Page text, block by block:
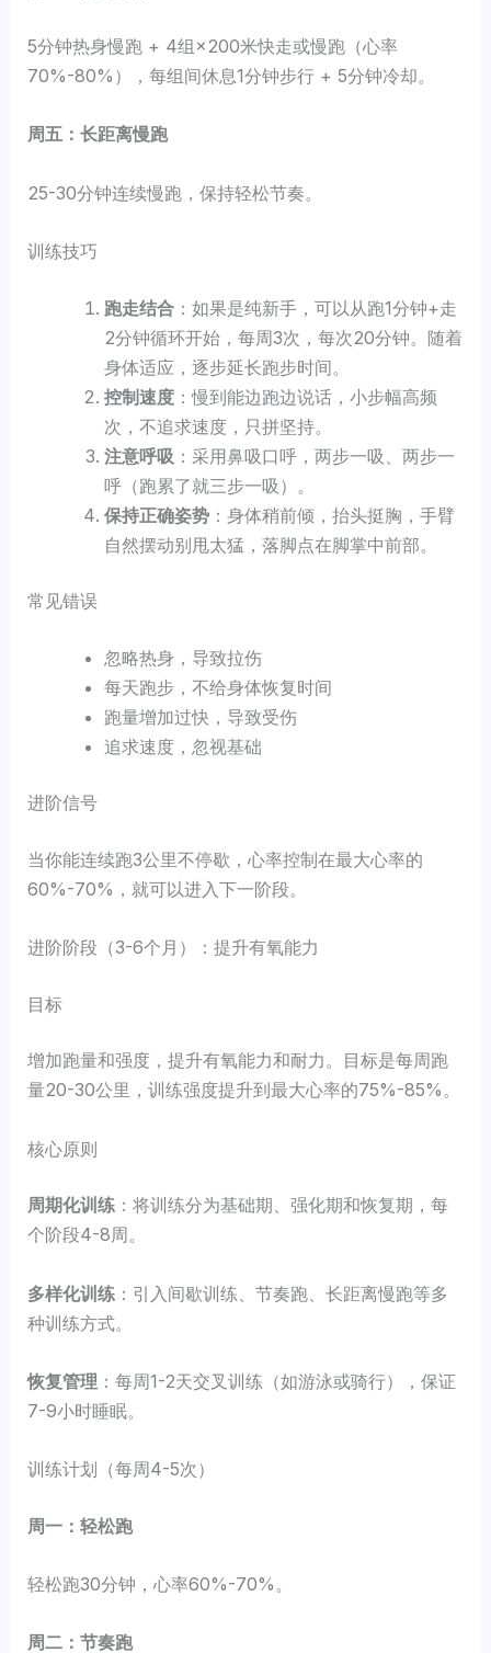
5分钟热身慢跑 + 4组×200米快走或慢跑（心率
70%-80%），每组间休息1分钟步行 + 5分钟冷却。
周五：长距离慢跑
25-30分钟连续慢跑，保持轻松节奏。
训练技巧
跑走结合：如果是纯新手，可以从跑1分钟+走
2分钟循环开始，每周3次，每次20分钟。随着
身体适应，逐步延长跑步时间。
控制速度：慢到能边跑边说话，小步幅高频
次，不追求速度，只拼坚持。
注意呼吸 ：采用鼻吸口呼，两步一吸、两步一
呼（跑累了就三步一吸）。
保持正确姿势：身体稍前倾，抬头挺胸，手臂
自然摆动别甩太猛，落脚点在脚掌中前部。
常见错误
忽略热身，导致拉伤
每天跑步，不给身体恢复时间
跑量增加过快，导致受伤
追求速度，忽视基础
进阶信号
当你能连续跑3公里不停歇，心率控制在最大心率的
60%-70%，就可以进入下一阶段。
进阶阶段（3-6个月）：提升有氧能力
目标
增加跑量和强度，提升有氧能力和耐力。目标是每周跑
量20-30公里，训练强度提升到最大心率的75%-85%。
核心原则
周期化训练 ：将训练分为基础期、强化期和恢复期，每
个阶段4-8周。
多样化训练 ：引入间歇训练、节奏跑、长距离慢跑等多
种训练方式。
恢复管理 ：每周1-2天交叉训练（如游泳或骑行），保证
7-9小时睡眠。
训练计划（每周4-5次）
周一：轻松跑
轻松跑30分钟，心率60%-70%。
周二：节奏跑